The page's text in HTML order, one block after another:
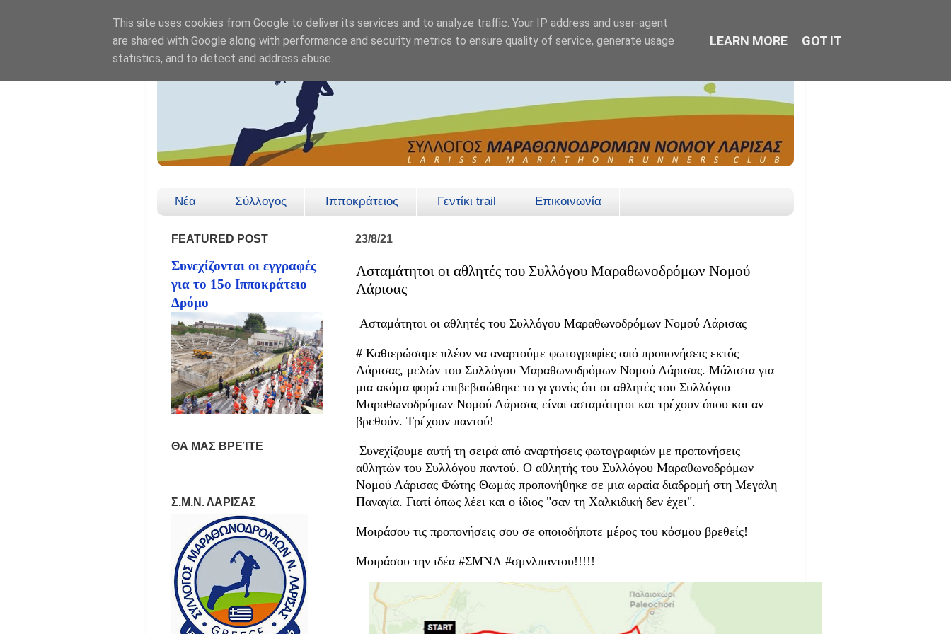
Νέα Σύλλογος Ιπποκράτειος Γεντίκι trail Επικοινωνία
23/8/21
Ασταμάτητοι οι αθλητές του Συλλόγου Μαραθωνοδρόμων Νομού
Λάρισας
Ασταμάτητοι οι αθλητές του Συλλόγου Μαραθωνοδρόμων Νομού Λάρισας
# Καθιερώσαμε πλέον να αναρτούμε φωτογραφίες από προπονήσεις εκτός
Λάρισας, μελών του Συλλόγου Μαραθωνοδρόμων Νομού Λάρισας. Μάλιστα για
μια ακόμα φορά επιβεβαιώθηκε το γεγονός ότι οι αθλητές του Συλλόγου
Μαραθωνοδρόμων Νομού Λάρισας είναι ασταμάτητοι και τρέχουν όπου και αν
βρεθούν. Τρέχουν παντού!
Συνεχίζουμε αυτή τη σειρά από αναρτήσεις φωτογραφιών με προπονήσεις
αθλητών του Συλλόγου παντού. Ο αθλητής του Συλλόγου Μαραθωνοδρόμων
Νομού Λάρισας Φώτης Θωμάς προπονήθηκε σε μια ωραία διαδρομή στη Μεγάλη
Παναγία. Γιατί όπως λέει και ο ίδιος "σαν τη Χαλκιδική δεν έχει".
Μοιράσου τις προπονήσεις σου σε οποιοδήποτε μέρος του κόσμου βρεθείς!
Μοιράσου την ιδέα #ΣΜΝΛ #σμνλπαντου!!!!!
FEATURED POST
Συνεχίζονται οι εγγραφές
για το 15ο Ιπποκράτειο
Δρόμο
ΘΑ ΜΑΣ ΒΡΕΊΤΕ
Σ.Μ.Ν. ΛΑΡΙΣΑΣ
This site uses cookies from Google to deliver its services and to analyze traffic. Your IP address and user-agent
are shared with Google along with performance and security metrics to ensure quality of service, generate usage
statistics, and to detect and address abuse.
LEARN MORE GOT IT